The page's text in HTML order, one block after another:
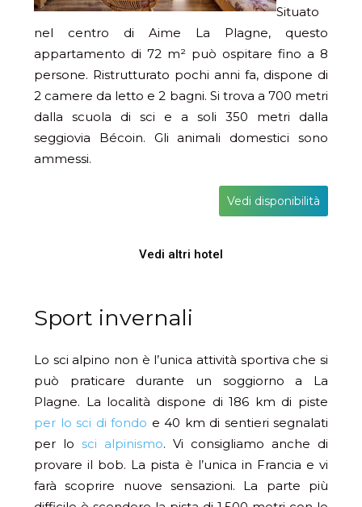
Situato
nel centro di Aime La Plagne, questo
appartamento di 72 m² può ospitare fino a 8
persone. Ristrutturato pochi anni fa, dispone di
2 camere da letto e 2 bagni. Si trova a 700 metri
dalla scuola di sci e a soli 350 metri dalla
seggiovia Bécoin. Gli animali domestici sono
ammessi.
Vedi disponibilità
Vedi altri hotel
Sport invernali
Lo sci alpino non è l’unica attività sportiva che si
può praticare durante un soggiorno a La
Plagne. La località dispone di 186 km di piste
per lo sci di fondo e 40 km di sentieri segnalati
per lo sci alpinismo. Vi consigliamo anche di
provare il bob. La pista è l’unica in Francia e vi
farà scoprire nuove sensazioni. La parte più